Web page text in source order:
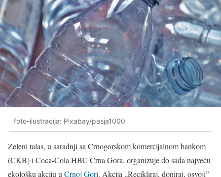
foto-ilustracija: Pixabay/pasja1000
Zeleni talas, u saradnji sa Crnogorskom komercijalnom bankom
(CKB) i Coca-Cola HBC Crna Gora, organizuje do sada najveću
ekološku akciju uCrnoj Gori. Akcija „Recikliraj, doniraj, osvoji”